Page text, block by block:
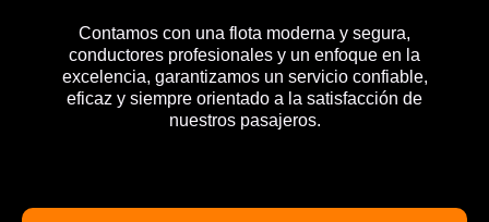
Contamos con una flota moderna y segura,
conductores profesionales y un enfoque en la
excelencia, garantizamos un servicio confiable,
eficaz y siempre orientado a la satisfacción de
nuestros pasajeros.